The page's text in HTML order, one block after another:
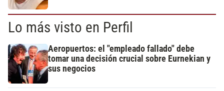
Lo más visto en Perfil
Aeropuertos: el "empleado fallado" debe
tomar una decisión crucial sobre Eurnekian y
sus negocios